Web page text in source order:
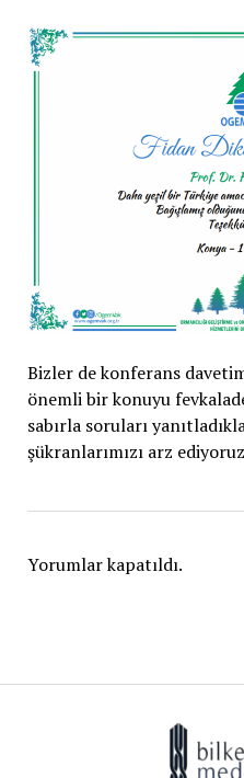
Bizler de konferans
önemli bir konuyu
sabırla soruları
şükranlarımızı arz
Yorumlar kapatıldı.